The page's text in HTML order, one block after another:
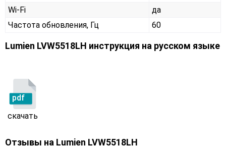
Wi-Fi
да
Частота обновления, Гц
60
Lumien LVW5518LH инструкция на русском языке
pdf
скачать
Отзывы на Lumien LVW5518LH